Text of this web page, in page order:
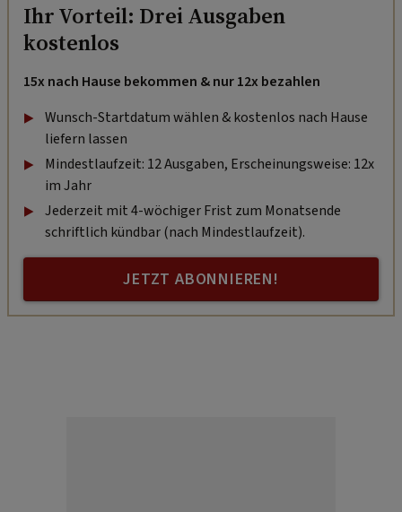
Ihr Vorteil: Drei Ausgaben
kostenlos
15x nach Hause bekommen & nur 12x bezahlen
Wunsch-Startdatum wählen & kostenlos nach Hause
liefern lassen
Mindestlaufzeit: 12 Ausgaben, Erscheinungsweise: 12x
im Jahr
Jederzeit mit 4-wöchiger Frist zum Monatsende
schriftlich kündbar (nach Mindestlaufzeit).
JETZT ABONNIEREN!